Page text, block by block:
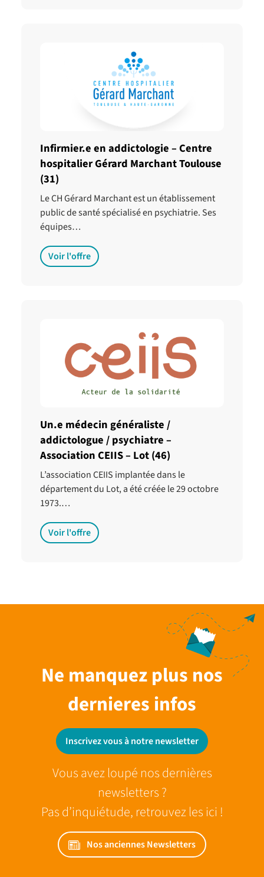
Infirmier.e en addictologie – Centre
hospitalier Gérard Marchant Toulouse
(31)
Le CH Gérard Marchant est un établissement
public de santé spécialisé en psychiatrie. Ses
équipes…
Voir l'offre
Un.e médecin généraliste /
addictologue / psychiatre –
Association CEIIS – Lot (46)
L’association CEIIS implantée dans le
département du Lot, a été créée le 29 octobre
1973.…
Voir l'offre
Ne manquez plus nos
dernieres infos
Inscrivez vous à notre newsletter
Vous avez loupé nos dernières
newsletters ?
Pas d’inquiétude, retrouvez les ici !
Nos anciennes Newsletters